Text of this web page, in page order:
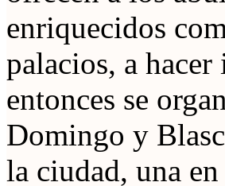
enriquecidos
palacios, a
entonces se
Domingo y
la ciudad, una